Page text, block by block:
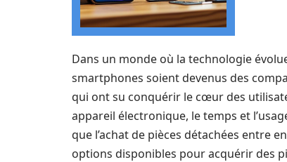
Dans un monde où la technologie
smartphones soient devenus des
qui ont su conquérir le cœur des
appareil électronique, le temps et
que l’achat de pièces détachées entre
options disponibles pour acquérir des